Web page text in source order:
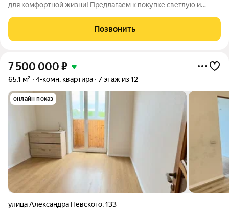
для комфортной жизни! Предлагаем к покупке светлую и
семьи!Основные характеристики:общая площадь: 100
м2жилая площадь: 68 м2площадь
Позвонить
7 500 000 ₽
65,1 м² 4-комн. квартира 7 этаж из 12
онлайн показ
улица Александра Невского,133